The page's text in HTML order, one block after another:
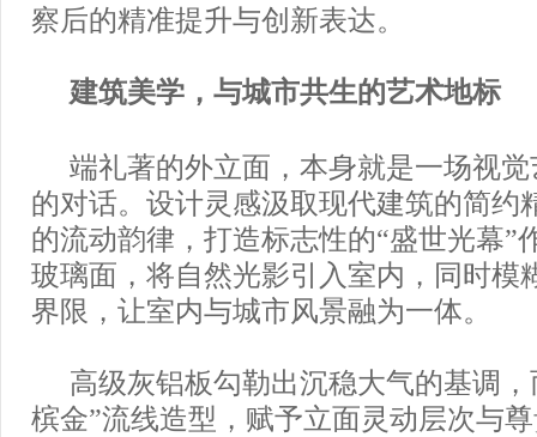
察后的精准提升与创新表达。
建筑美学，与城市共生的艺术地标
端礼著的外立面，本身就是一场视
的对话。设计灵感汲取现代建筑的简约
的流动韵律，打造标志性的“盛世光幕”
玻璃面，将自然光影引入室内，同时模
界限，让室内与城市风景融为一体。
高级灰铝板勾勒出沉稳大气的基调
槟金”流线造型，赋予立面灵动层次与